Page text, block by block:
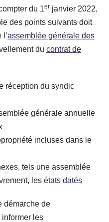
du 1er janvier 2022,
des points suivants doit
assemblée générale des
du contrat de
réception du syndic
générale annuelle
incluses dans le
tels une assemblée
les états datés
démarche de
les